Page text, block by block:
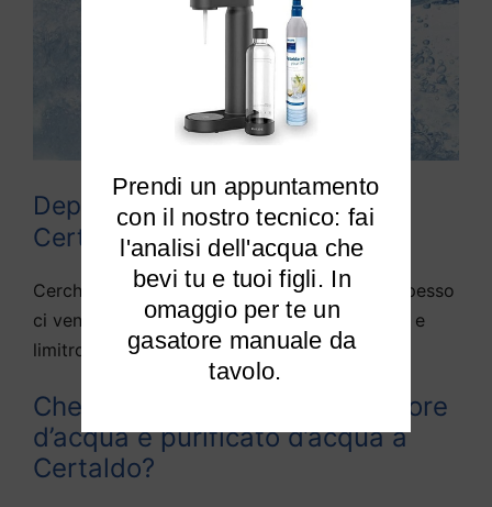
Depuratori acqua domestici
Certaldo
Cerchiamo di rispondere alle domande che spesso
ci vengono fatte da diversi utenti di Certaldo e
limitrofi:
Che differenza c’è tra depuratore
d’acqua e purificato d’acqua a
Certaldo?
Prendi un appuntamento
l'analisi dell'acqua che
bevi tu e tuoi figli. In
omaggio per te un
gasatore manuale da
tavolo.